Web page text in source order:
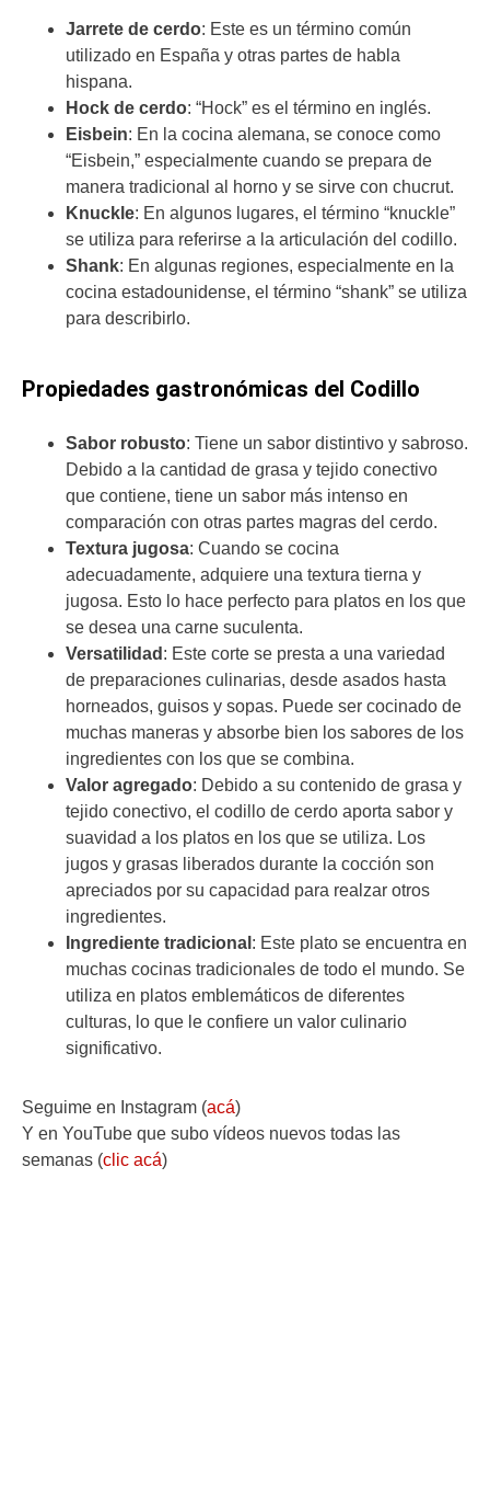
Jarrete de cerdo: Este es un término común
utilizado en España y otras partes de habla
hispana.
Hock de cerdo: “Hock” es el término en inglés.
Eisbein: En la cocina alemana, se conoce como
“Eisbein,” especialmente cuando se prepara de
manera tradicional al horno y se sirve con chucrut.
Knuckle: En algunos lugares, el término “knuckle”
se utiliza para referirse a la articulación del codillo.
Shank: En algunas regiones, especialmente en la
cocina estadounidense, el término “shank” se utiliza
para describirlo.
Propiedades gastronómicas del Codillo
Sabor robusto: Tiene un sabor distintivo y sabroso.
Debido a la cantidad de grasa y tejido conectivo
que contiene, tiene un sabor más intenso en
comparación con otras partes magras del cerdo.
Textura jugosa: Cuando se cocina
adecuadamente, adquiere una textura tierna y
jugosa. Esto lo hace perfecto para platos en los que
se desea una carne suculenta.
Versatilidad : Este corte se presta a una variedad
de preparaciones culinarias, desde asados hasta
horneados, guisos y sopas. Puede ser cocinado de
muchas maneras y absorbe bien los sabores de los
ingredientes con los que se combina.
Valor agregado: Debido a su contenido de grasa y
tejido conectivo, el codillo de cerdo aporta sabor y
suavidad a los platos en los que se utiliza. Los
jugos y grasas liberados durante la cocción son
apreciados por su capacidad para realzar otros
ingredientes.
Ingrediente tradicional : Este plato se encuentra en
muchas cocinas tradicionales de todo el mundo. Se
utiliza en platos emblemáticos de diferentes
culturas, lo que le confiere un valor culinario
significativo.
Seguime en Instagram (acá)
Y en YouTube que subo vídeos nuevos todas las
semanas (clic acá)